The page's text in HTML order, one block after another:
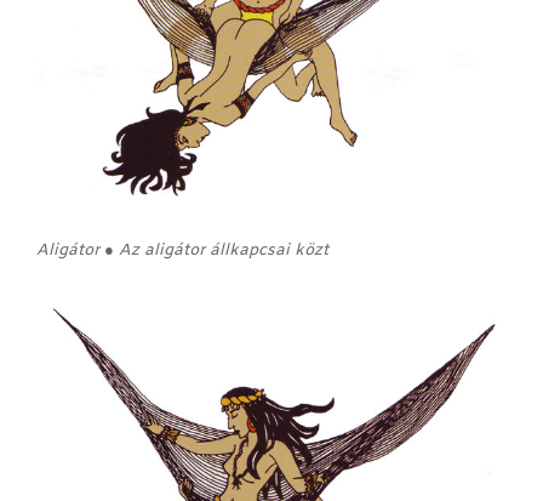
Aligátor ● Az aligátor állkapcsai közt